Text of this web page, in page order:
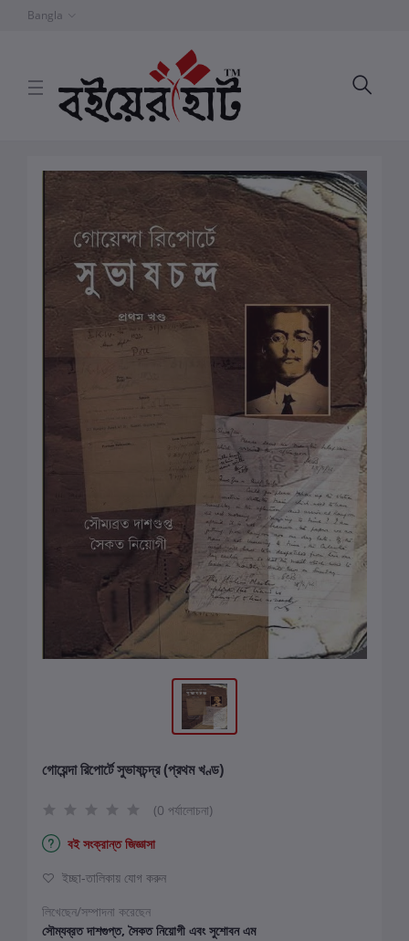
Bangla
গোয়েন্দা রিপোর্টে সুভাষচন্দ্র (প্রথম খণ্ড)
(0 পর্যালোচনা)
বই সংক্রান্ত জিজ্ঞাসা
ইচ্ছা-তালিকায় যোগ করুন
লিখেছেন/সম্পাদনা করেছেন
সৌম্যব্রত দাশগুপ্ত, সৈকত নিয়োগী এবং সুশোবন এম